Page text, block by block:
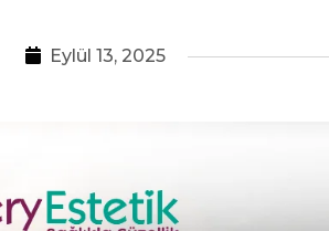
M22
Eylül 13, 2025